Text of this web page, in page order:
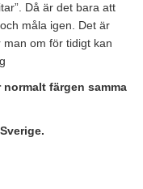
Då är det bara att
måla igen. Det är
om för tidigt kan
färgen samma